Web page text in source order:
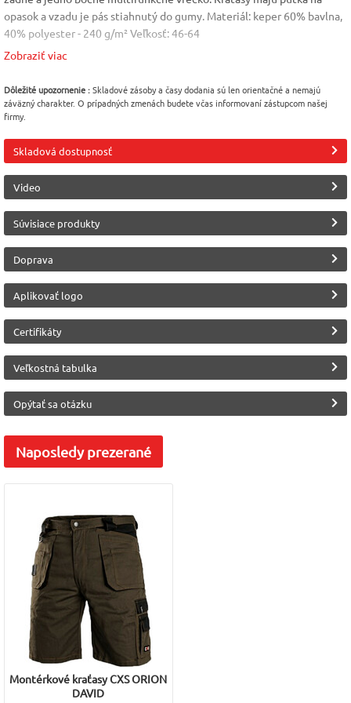
opasok a vzadu je pás stiahnutý do gumy. Materiál: keper 60% bavlna,
40% polyester - 240 g/m² Veľkosť: 46-64
Kolekcia CXS ORION:
·vďaka dvojitému prešívaniu avysokej gramáži tkaniny sa táto kolekcia
pýši vysokou odolnosťou apevnosťou
·vo švoch sú všité nenápadné reflexné výpustky, ktoré si pri kontakte
Variabilita
·montérkové odevy zkolekcie ORION sú dostupné nielen vbežnej
dĺžke, ale aj pre vyšších či nižších pracovníkov (od 170-194 cm)
Farba
Čierno-červená
46
Kraťasy
Reflexné doplnky
Materiál
Zmesový materiál
EN 13688
Canis (CXS)
Zobraziť viac
Dôležité upozornenie :Skladové zásoby a časy dodania sú len orientačné a nemajú
záväzný charakter. O prípadných zmenách budete včas informovaní zástupcom našej
firmy.
Skladová dostupnosť
Video
Súvisiace produkty
Doprava
Aplikovať logo
Certifikáty
Veľkostná tabulka
Opýtať sa otázku
Naposledyprezerané
Montérkové kraťasy CXS ORION
DAVID